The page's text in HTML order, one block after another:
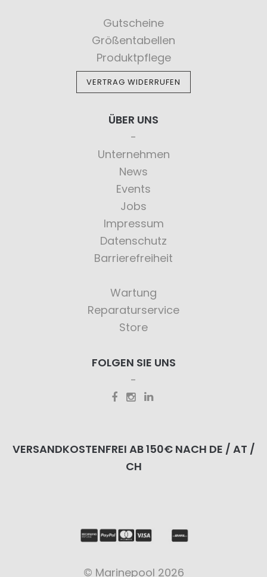
Gutscheine
Größentabellen
Produktpflege
VERTRAG WIDERRUFEN
ÜBER UNS
Unternehmen
News
Events
Jobs
Impressum
Datenschutz
Barrierefreiheit
Wartung
Reparaturservice
Store
FOLGEN SIE UNS
VERSANDKOSTENFREI AB 150€ NACH DE / AT /
CH
© Marinepool 2026